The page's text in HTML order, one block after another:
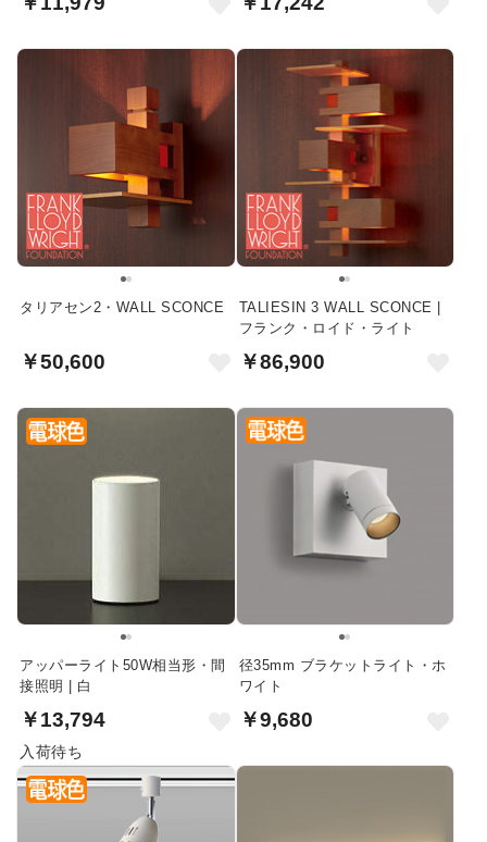
タリアセン2・WALL SCONCE
￥50,600
TALIESIN 3 WALL SCONCE |
フランク・ロイド・ライト
￥86,900
アッパーライト50W相当形・間
接照明 | 白
￥13,794
入荷待ち
径35mm ブラケットライト・ホ
ワイト
￥9,680